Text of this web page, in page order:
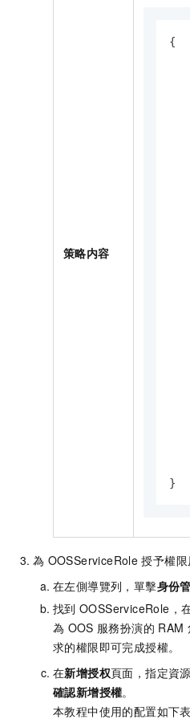
策略内容
{
}
為 OOSServiceRole 授予權限
在左側導覽列，單擊身份
找到 OOSServiceRole，
為 OOS 服務扮演的 RAM
求的權限即可完成授權。
在新增授权頁面，指定資
確認新增授權。
本教程中使用的配置如下